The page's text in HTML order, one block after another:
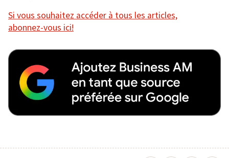
Si vous souhaitez accéder à tous les articles,
abonnez-vous ici!